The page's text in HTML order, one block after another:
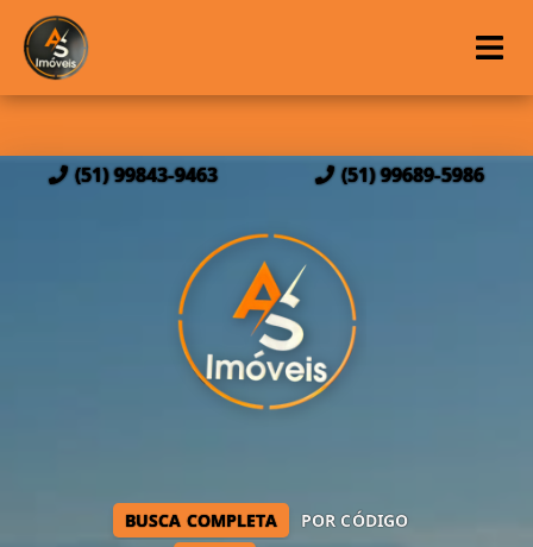
(51) 99843-9463 (51) 99689-5986
BUSCA COMPLETA POR CÓDIGO